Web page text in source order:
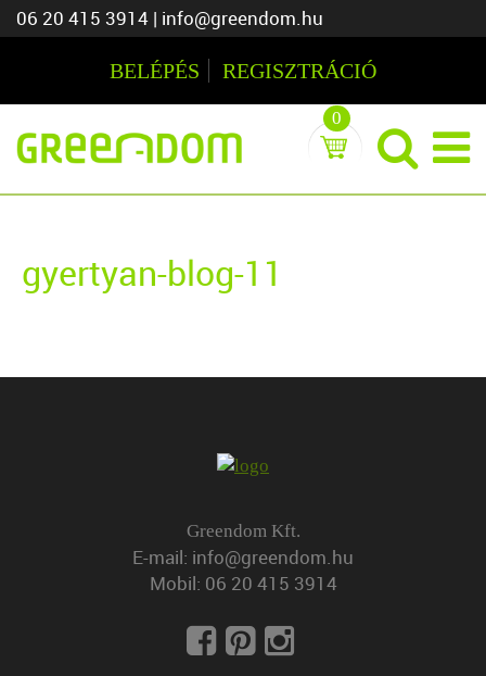
06 20 415 3914 | info@greendom.hu
BELÉPÉS REGISZTRÁCIÓ
0
gyertyan-blog-11
Greendom Kft.
E-mail: info@greendom.hu
Mobil: 06 20 415 3914